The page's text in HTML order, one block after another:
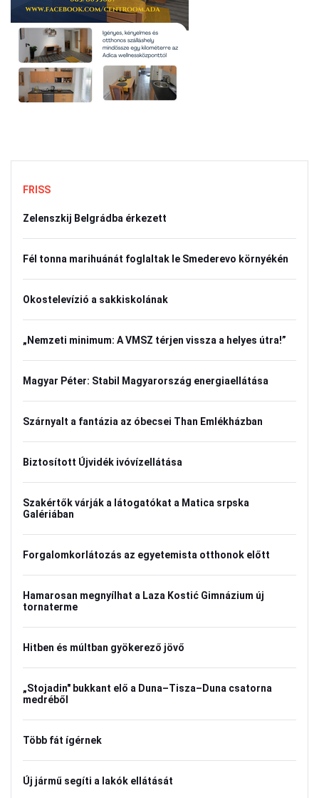
FRISS
Zelenszkij Belgrádba érkezett
Fél tonna marihuánát foglaltak le Smederevo környékén
Okostelevízió a sakkiskolának
„Nemzeti minimum: A VMSZ térjen vissza a helyes útra!”
Magyar Péter: Stabil Magyarország energiaellátása
Szárnyalt a fantázia az óbecsei Than Emlékházban
Biztosított Újvidék ivóvízellátása
Szakértők várják a látogatókat a Matica srpska
Galériában
Forgalomkorlátozás az egyetemista otthonok előtt
Hamarosan megnyílhat a Laza Kostić Gimnázium új
tornaterme
Hitben és múltban gyökerező jövő
„Stojadin" bukkant elő a Duna–Tisza–Duna csatorna
medréből
Több fát ígérnek
Új jármű segíti a lakók ellátását